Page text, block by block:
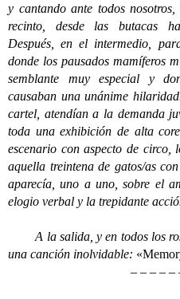
y cantando ante todos
recinto, desde las butacas
Después, en el intermedio,
donde los pausados mamíferos
semblante muy especial y
causaban una unánime
cartel, atendían a la demanda
toda una exhibición de alta
escenario con aspecto de circo,
aquella treintena de gatos/as
aparecía, uno a uno, sobre el
elogio verbal y la trepidante
A la salida, y en todos los
una canción inolvidable:
– – – – –